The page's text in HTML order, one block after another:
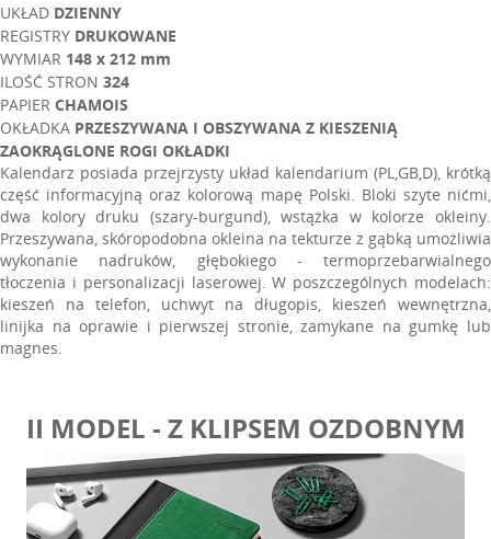
UKŁAD DZIENNY
REGISTRY DRUKOWANE
WYMIAR 148 x 212 mm
ILOŚĆ STRON 324
PAPIER CHAMOIS
OKŁADKA PRZESZYWANA I OBSZYWANA Z KIESZENIĄ
ZAOKRĄGLONE ROGI OKŁADKI
Kalendarz posiada przejrzysty układ kalendarium (PL,GB,D), krótką
część informacyjną oraz kolorową mapę Polski. Bloki szyte nićmi,
dwa kolory druku (szary-burgund), wstążka w kolorze okleiny.
Przeszywana, skóropodobna okleina na tekturze z gąbką umożliwia
wykonanie nadruków, głębokiego - termoprzebarwialnego
tłoczenia i personalizacji laserowej. W poszczególnych modelach:
kieszeń na telefon, uchwyt na długopis, kieszeń wewnętrzna,
linijka na oprawie i pierwszej stronie, zamykane na gumkę lub
magnes.
II MODEL - Z KLIPSEM OZDOBNYM